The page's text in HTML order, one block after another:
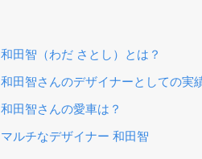
和田智（わだ さとし）とは？
和田智さんのデザイナーとしての実
和田智さんの愛車は？
マルチなデザイナー 和田智